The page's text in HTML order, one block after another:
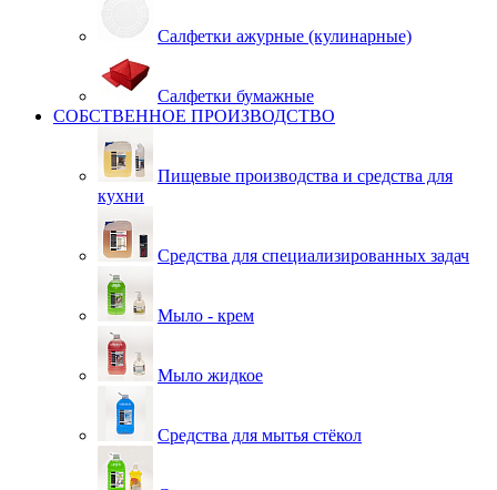
Салфетки ажурные (кулинарные)
Салфетки бумажные
СОБСТВЕННОЕ ПРОИЗВОДСТВО
Пищевые производства и средства для
кухни
Средства для специализированных задач
Мыло - крем
Мыло жидкое
Средства для мытья стёкол